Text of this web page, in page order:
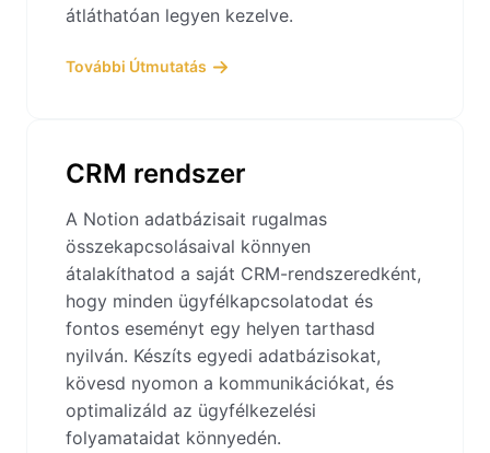
átláthatóan legyen kezelve.
További Útmutatás
CRM rendszer
A Notion adatbázisait rugalmas
összekapcsolásaival könnyen
átalakíthatod a saját CRM-rendszeredként,
hogy minden ügyfélkapcsolatodat és
fontos eseményt egy helyen tarthasd
nyilván. Készíts egyedi adatbázisokat,
kövesd nyomon a kommunikációkat, és
optimalizáld az ügyfélkezelési
folyamataidat könnyedén.